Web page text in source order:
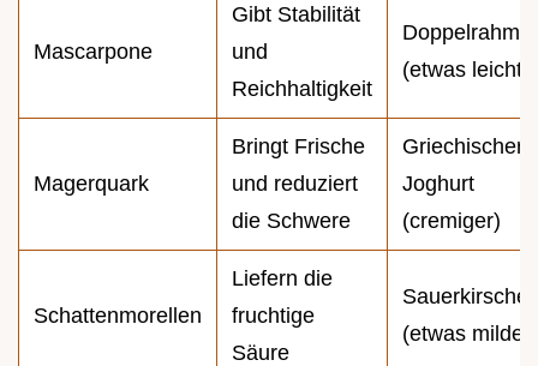
Mascarpone
Gibt Stabilität
und
Reichhaltigkeit
(etwas
Magerquark
Bringt Frische
und reduziert
die Schwere
Griechischer
Joghurt
(cremiger)
Schattenmorellen
Liefern die
fruchtige
Säure
(etwas milder)